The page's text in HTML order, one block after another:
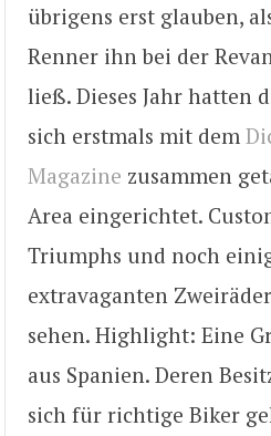
übrigens erst glauben,
Renner ihn bei der
ließ. Dieses Jahr hatten
sich erstmals mit dem
Magazine zusammen
Area eingerichtet.
Triumphs und noch
extravaganten
sehen. Highlight: Eine
aus Spanien. Deren
sich für richtige Biker